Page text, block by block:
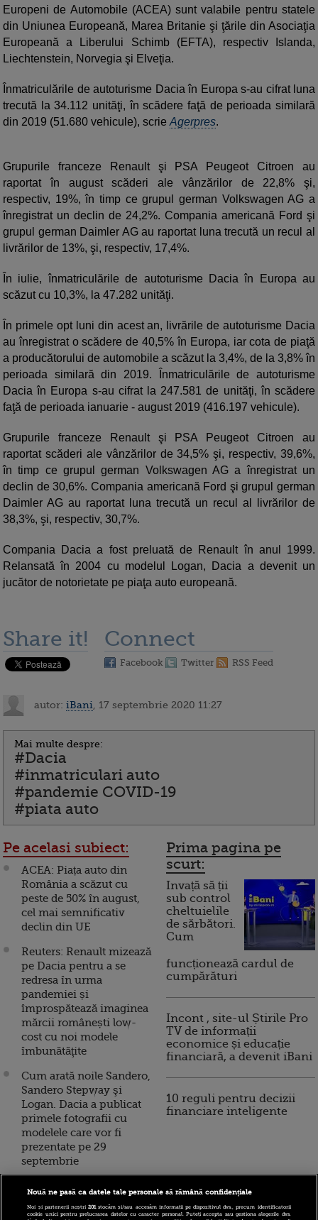
Europeni de Automobile (ACEA) sunt valabile pentru statele
din Uniunea Europeană, Marea Britanie şi ţările din Asociaţia
Europeană a Liberului Schimb (EFTA), respectiv Islanda,
Liechtenstein, Norvegia şi Elveţia.
Înmatriculările de autoturisme Dacia în Europa s-au cifrat luna
trecută la 34.112 unităţi, în scădere faţă de perioada similară
din 2019 (51.680 vehicule), scrie Agerpres.
Grupurile franceze Renault şi PSA Peugeot Citroen au
raportat în august scăderi ale vânzărilor de 22,8% şi,
respectiv, 19%, în timp ce grupul german Volkswagen AG a
înregistrat un declin de 24,2%. Compania americană Ford şi
grupul german Daimler AG au raportat luna trecută un recul al
livrărilor de 13%, şi, respectiv, 17,4%.
În iulie, înmatriculările de autoturisme Dacia în Europa au
scăzut cu 10,3%, la 47.282 unităţi.
În primele opt luni din acest an, livrările de autoturisme Dacia
au înregistrat o scădere de 40,5% în Europa, iar cota de piaţă
a producătorului de automobile a scăzut la 3,4%, de la 3,8% în
perioada similară din 2019. Înmatriculările de autoturisme
Dacia în Europa s-au cifrat la 247.581 de unităţi, în scădere
faţă de perioada ianuarie - august 2019 (416.197 vehicule).
Grupurile franceze Renault şi PSA Peugeot Citroen au
raportat scăderi ale vânzărilor de 34,5% şi, respectiv, 39,6%,
în timp ce grupul german Volkswagen AG a înregistrat un
declin de 30,6%. Compania americană Ford şi grupul german
Daimler AG au raportat luna trecută un recul al livrărilor de
38,3%, şi, respectiv, 30,7%.
Compania Dacia a fost preluată de Renault în anul 1999.
Relansată în 2004 cu modelul Logan, Dacia a devenit un
jucător de notorietate pe piaţa auto europeană.
Share it! Connect
Facebook Twitter RSS Feed
autor: iBani , 17 septembrie 2020 11:27
Mai multe despre:
#Dacia
#inmatriculari auto
#pandemie COVID-19
#piata auto
Pe acelasi subiect:
ACEA: Piața auto din
România a scăzut cu
peste de 50% în august,
cel mai semnificativ
declin din UE
Reuters: Renault mizează
pe Dacia pentru a se
redresa în urma
pandemiei și
împrospătează imaginea
mărcii românești low-
cost cu noi modele
îmbunătăţite
Cum arată noile Sandero,
Sandero Stepway şi
Logan. Dacia a publicat
primele fotografii cu
modelele care vor fi
prezentate pe 29
septembrie
Fostul director general al
superviza redresarea
Prima pagina pe
scurt:
Invață să ții
sub control
cheltuielile
de sărbători.
Cum
funcționează cardul de
cumpărături
Incont , site-ul Știrile Pro
TV de informații
economice și educație
financiară, a devenit iBani
10 reguli pentru decizii
financiare inteligente
Nouă ne pasă ca datele tale personale să rămână confidențiale
Noi și partenerii noștri201stocăm și/sau accesăm informații pe dispozitivul dvs., precum identificatorii
cookie unici pentru prelucrarea datelor cu caracter personal. Puteți accepta sau gestiona alegerile dvs.